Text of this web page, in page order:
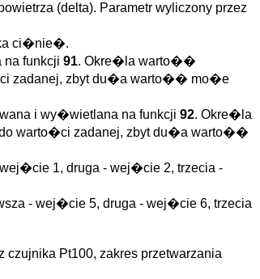
(delta). Parametr wyliczony przez
ci�nie�.
funkcji 91. Okre�la warto��
zadanej, zbyt du�a warto�� mo�e
i wy�wietlana na funkcji 92. Okre�la
warto�ci zadanej, zbyt du�a warto��
1, druga - wej�cie 2, trzecia -
- wej�cie 5, druga - wej�cie 6, trzecia
czujnika Pt100, zakres przetwarzania